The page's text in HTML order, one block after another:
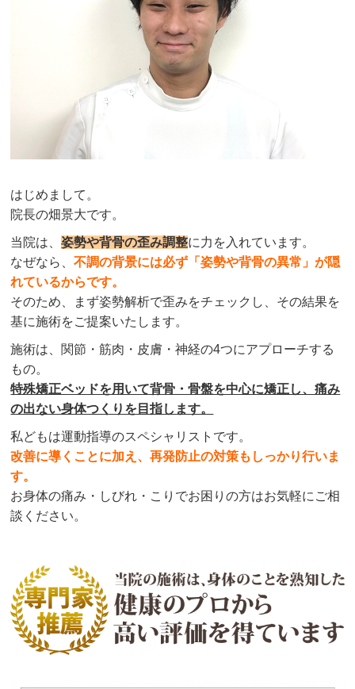
はじめまして。
院長の畑景大です。
当院は、姿勢や背骨の歪み調整に力を入れています。
なぜなら、不調の背景には必ず「姿勢や背骨の異常」が隠
れているからです。
そのため、まず姿勢解析で歪みをチェックし、その結果を
基に施術をご提案いたします。
施術は、関節・筋肉・皮膚・神経の4つにアプローチする
もの。
特殊矯正ベッドを用いて背骨・骨盤を中心に矯正し、痛み
の出ない身体つくりを目指します。
私どもは運動指導のスペシャリストです。
改善に導くことに加え、再発防止の対策もしっかり行いま
す。
お身体の痛み・しびれ・こりでお困りの方はお気軽にご相
談ください。